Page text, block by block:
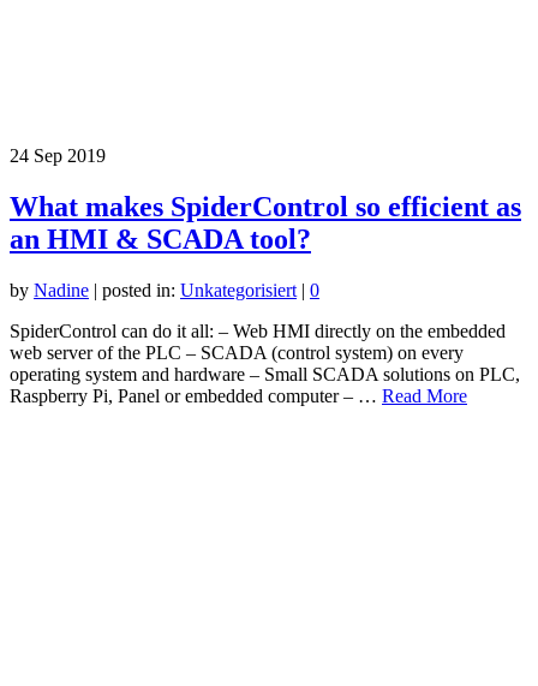
24 Sep 2019
What makes SpiderControl so efficient as
an HMI & SCADA tool?
by Nadine | posted in: Unkategorisiert | 0
SpiderControl can do it all: – Web HMI directly on the embedded
web server of the PLC – SCADA (control system) on every
operating system and hardware – Small SCADA solutions on PLC,
Raspberry Pi, Panel or embedded computer – … Read More